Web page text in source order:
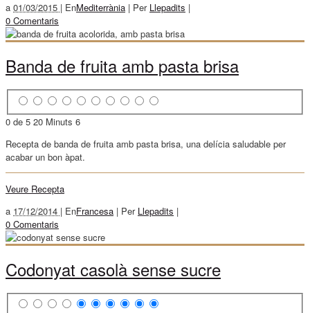
a 01/03/2015 | EnMediterrània | Per Llepadits |
0 Comentaris
Banda de fruita amb pasta brisa
0 de 5 20 Minuts 6
Recepta de banda de fruita amb pasta brisa, una delícia saludable per
acabar un bon àpat.
Veure Recepta
a 17/12/2014 | EnFrancesa | Per Llepadits |
0 Comentaris
Codonyat casolà sense sucre